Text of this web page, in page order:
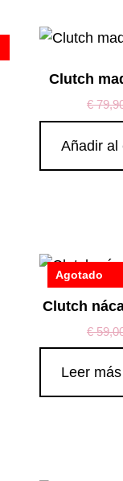
Clutch
€
Añadir al
Agotado
Clutch
€
Leer más